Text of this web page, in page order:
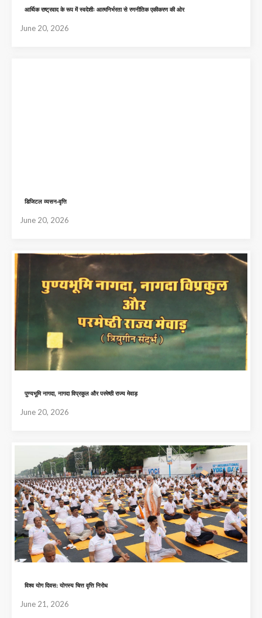
आर्थिक राष्ट्रवाद के रूप में स्वदेशीः आत्मनिर्भरता से रणनीतिक एकीकरण की ओर
June 20, 2026
डिजिटल व्यसन-वृत्ति
June 20, 2026
पुण्यभूमि नागदा, नागदा विप्रकुल और परमेष्ठी राज्य मेवाड़
June 20, 2026
विश्व योग दिवस: योगस्य चित्त वृत्ति निरोध
June 21, 2026